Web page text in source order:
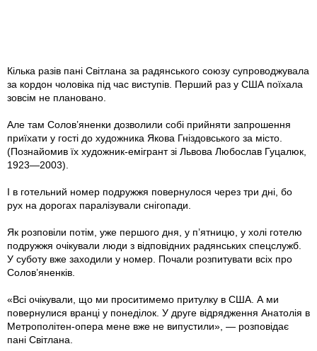
Кілька разів пані Світлана за радянського союзу супроводжувала
за кордон чоловіка під час виступів. Перший раз у США поїхала
зовсім не плановано.
Але там Солов’яненки дозволили собі прийняти запрошення
приїхати у гості до художника Якова Гніздовського за місто.
(Познайомив їх художник-емігрант зі Львова Любослав Гуцалюк,
1923—2003).
І в готельний номер подружжя повернулося через три дні, бо
рух на дорогах паралізували снігопади.
Як розповіли потім, уже першого дня, у п’ятницю, у холі готелю
подружжя очікували люди з відповідних радянських спецслужб.
У суботу вже заходили у номер. Почали розпитувати всіх про
Солов’яненків.
«Всі очікували, що ми проситимемо притулку в США. А ми
повернулися вранці у понеділок. У друге відрядження Анатолія в
Метрополітен-опера мене вже не випустили», — розповідає
пані Світлана.